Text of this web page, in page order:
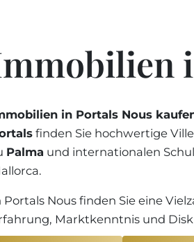
in Portals Nous
finden Sie hochwertige
Palma und internationalen
Portals Nous finden Sie eine
Marktkenntnis und